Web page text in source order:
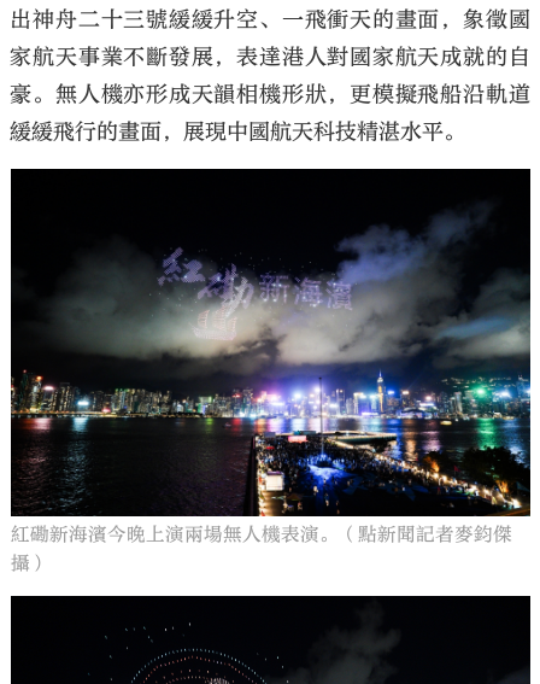
出神舟二十三號緩緩升空、一飛衝天的畫面，象徵國
家航天事業不斷發展，表達港人對國家航天成就的自
豪。無人機亦形成天韻相機形狀，更模擬飛船沿軌道
緩緩飛行的畫面，展現中國航天科技精湛水平。
紅磡新海濱今晚上演兩場無人機表演。（點新聞記者麥鈞傑
攝）